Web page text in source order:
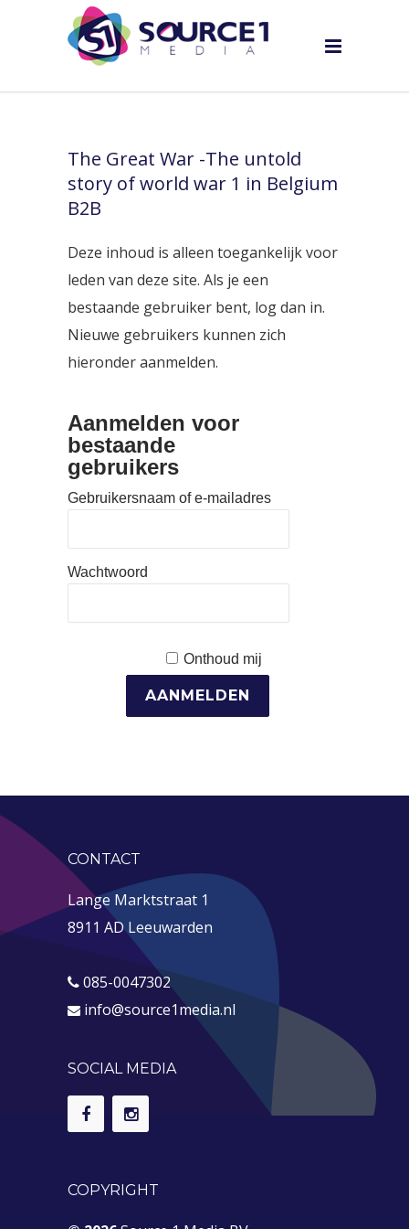
The Great War -The untold
story of world war 1 in Belgium
B2B
Deze inhoud is alleen toegankelijk voor
leden van deze site. Als je een
bestaande gebruiker bent, log dan in.
Nieuwe gebruikers kunnen zich
hieronder aanmelden.
Aanmelden voor
bestaande
gebruikers
Gebruikersnaam of e-mailadres
Wachtwoord
Onthoud mij
CONTACT
Lange Marktstraat 1
8911 AD Leeuwarden
085-0047302
info@source1media.nl
SOCIAL MEDIA
COPYRIGHT